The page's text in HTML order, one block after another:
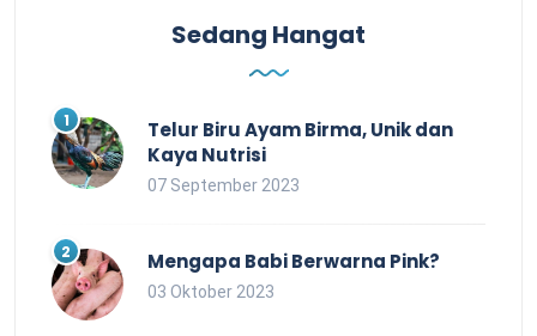
Sedang Hangat
Telur Biru Ayam Birma, Unik dan
Kaya Nutrisi
07 September 2023
Mengapa Babi Berwarna Pink?
03 Oktober 2023